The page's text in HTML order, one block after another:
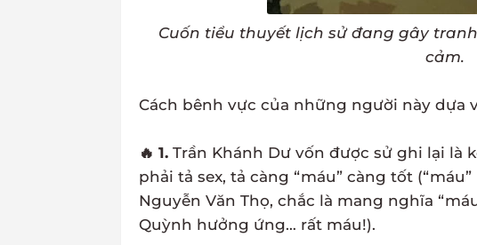
Cuốn tiểu thuyết lịch sử đang gây
cảm.
Cách bênh vực của những người này dựa
🔥 1. Trần Khánh Dư vốn được sử ghi lại là
phải tả sex, tả càng “máu” càng tốt
Nguyễn Văn Thọ, chắc là mang nghĩa
Quỳnh hưởng ứng… rất máu!).